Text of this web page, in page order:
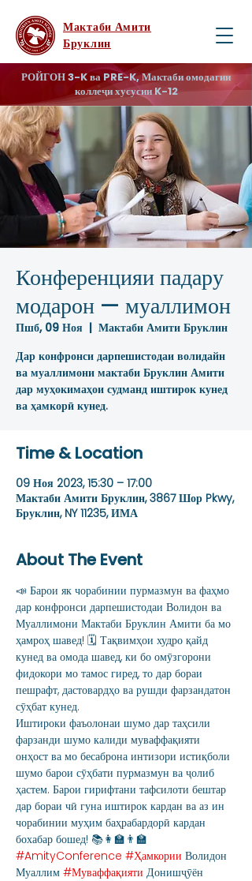
Мактаби Амити
Бруклин
РОЙГОН 3-K ва PRE-K, Мактаби омодагии
коллеҷи хусусии K-12
Конференцияи падару
модарон — муаллимон
Пшб, 09 Ноя
  |
Мактаби Амити Бруклин
Дар конфронси дарпешистодаи волидайн
ва муаллимони мактаби Бруклин Амити
дар муҳокимаҳои судманд иштирок кунед
ва ҳамкорӣ кунед.
Time & Location
09 Ноя 2023, 15:30 – 17:00
Мактаби Амити Бруклин, 3867 Шор Pkwy,
Бруклин, NY 11235, ИМА
About The Event
📣 Барои як чорабинии пурмазмун ва фаҳмо
дар конфронси дарпешистодаи Волидон ва
Муаллимони Мактаби Бруклин Амити ба мо
ҳамроҳ шавед! 🗓️ Тақвимҳои худро қайд
кунед ва омода шавед, ки бо омӯзгорони
фидокори мо тамос гиред, то дар бораи
пешрафт, дастовардҳо ва рушди фарзандатон
сӯҳбат кунед.
Иштироки фаъолонаи шумо дар таҳсили
фарзанди шумо калиди муваффақияти
онҳост ва мо бесаброна интизори истиқболи
шумо барои сӯҳбати пурмазмун ва ҷолиб
ҳастем. Барои гирифтани тафсилоти бештар
дар бораи чӣ гуна иштирок кардан ва аз ин
чорабинии муҳим баҳрабардорӣ кардан
бохабар бошед! 📚👩‍🏫👨‍🏫
#AmityConference #Ҳамкории Волидон
Муаллим #Муваффақияти Донишҷӯён